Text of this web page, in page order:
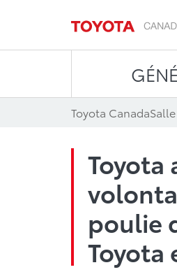
Toyota Canada
Toyota
poulie
Toyota